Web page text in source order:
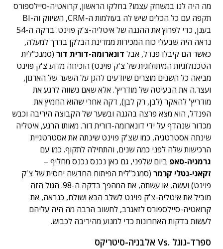
מה היה לנו במשחק עצמו? בחלקו הראשון, קרואטיה-סיילספורס
תקפה עם כל הכלים שיש לה בעולמות ה-CRM, השיווק וה-BI
בענן, כדי לפרוץ את ההגנה של איטליה-צ'ק פוינט. בדקה ה-54
נראה היה שבעלי כוח המכירות ממדינת הבלקן בדרך למעלה,
כאשר הם קיבלו פנדל, אבל דונארומה-דורית דור (סמנכ"לית
הטכנולוגיות המיתולוגית של צ'ק פוינט) הוכיחה מדוע צ'ק פוינט
מביאה כל השנים מוצרים שיודעים להגן על השער של הארגון,
ועצר.ה את הבעיטה של מודריץ'. אלא שאם נשווה לרגע את
מודריץ' להאקר (לבן, רק לבן), דקה אחרי שהוא החמיץ את
הפנדל, הוא מצא פרצה בהגנה ובשער של הקבוצה היריבה וכבש
מכדור שנהדף על ידי דונארומה-דורית דור. מאותו הרגע, איטליה
שינתה אסטרטגיה, כמו שצ'ק פוינט שינתה את אסטרטגיית
הרכישות שלה לפני כמה שנים, והתחילה לתקוף. כמו עם
גרמניה-סאפ ביום שלפני, גם כאן נכנס נכנס מחליף –
זקאני-נטלי קרמר (סמנכ"לית הפיתוח החדשה יחסית של צ'ק
פוינט) ועשה, או עשתה, את המהפך בדקה ה-98. הגול הזה
מוביל את איטליה-צ'ק פוינט לשלב הבא ושולח, כנראה, את
קרואטיה-סיילספורס לזאגרב, לחשוב הרבה מה היה עליהם
לעשות בדקות האחרונות כדי למנוע מהיריבה לכבוש.
ספרד-גוגל .Vs אלבניה-סיטריקס